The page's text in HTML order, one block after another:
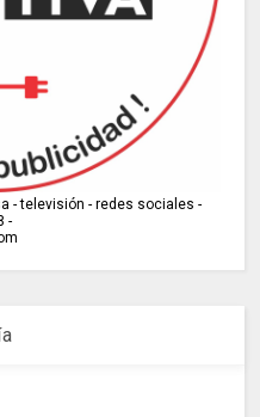
- televisión - redes sociales -
-